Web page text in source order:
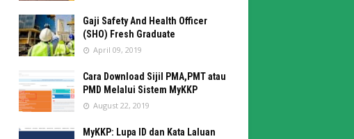
Gaji Safety And Health Officer
(SHO) Fresh Graduate
April 09, 2019
Cara Download Sijil PMA,PMT atau
PMD Melalui Sistem MyKKP
August 22, 2019
MyKKP: Lupa ID dan Kata Laluan